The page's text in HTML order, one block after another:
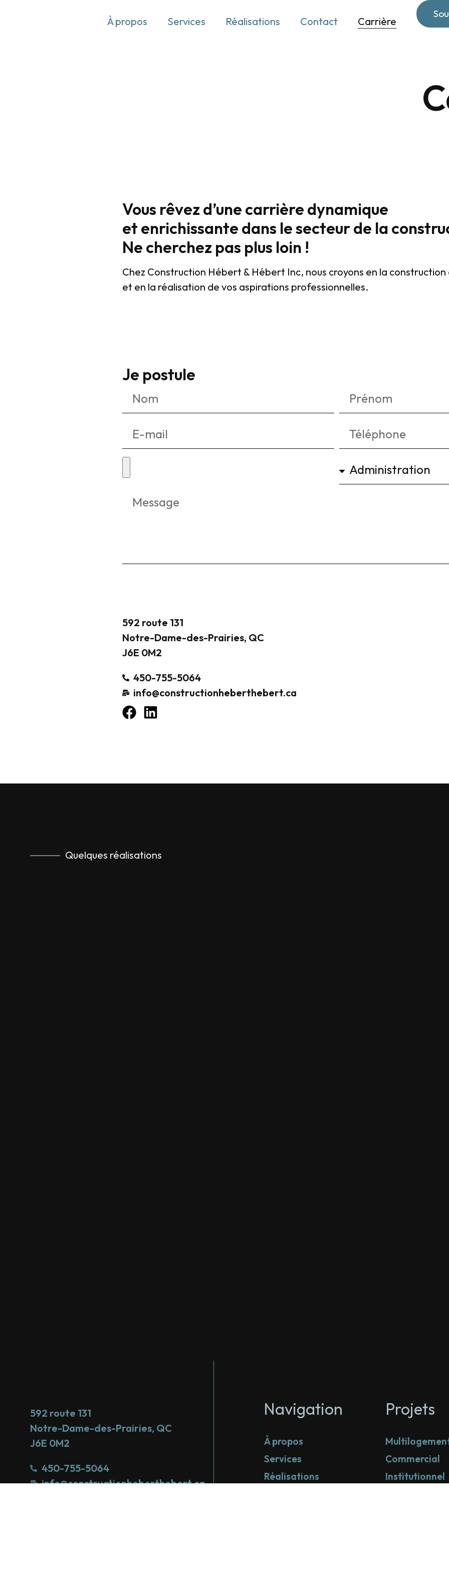
À propos Services Réalisations Contact Carrière
Vous rêvez d’une carrière dynamique
et enrichissante dans le secteur de la
Ne cherchez pas plus loin !
Chez Construction Hébert & Hébert Inc, nous croyons en la
et en la réalisation de vos aspirations professionnelles.
Je postule
592 route 131
Notre-Dame-des-Prairies, QC
J6E 0M2
450-755-5064
info@constructionheberthebert.ca
Quelques réalisations
592 route 131
Notre-Dame-des-Prairies, QC
J6E 0M2
450-755-5064
info@constructionheberthebert.ca
Navigation
À propos
Services
Réalisations
Projets
Commercial
Institutionnel